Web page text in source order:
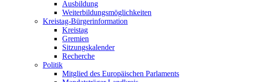
Ausbildung
Weiterbildungsmöglichkeiten
Kreistag-Bürgerinformation
Kreistag
Gremien
Sitzungskalender
Recherche
Politik
Mitglied des Europäischen Parlaments